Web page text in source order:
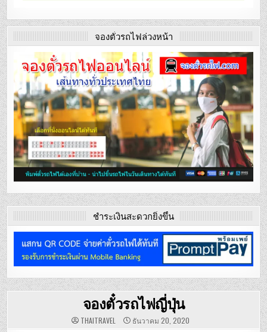
จองตั๋วรถไฟล่วงหน้า
ชำระเงินสะดวกยิ่งขึ้น
จองตั๋วรถไฟญี่ปุ่น
THAITRAVEL ธันวาคม 20, 2020